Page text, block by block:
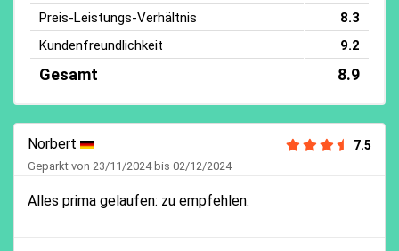
Preis-Leistungs-Verhältnis
8.3
Kundenfreundlichkeit
9.2
Gesamt 8.9
Norbert 7.5
Geparkt von 23/11/2024 bis 02/12/2024
Alles prima gelaufen: zu empfehlen.